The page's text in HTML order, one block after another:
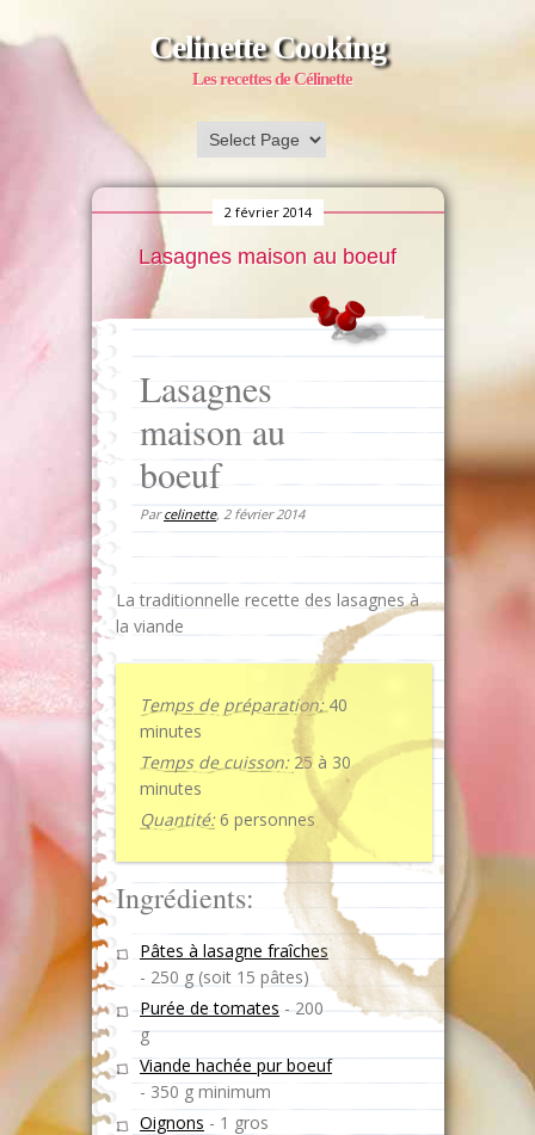
Celinette Cooking
Les recettes de Célinette
2 février 2014
Lasagnes maison au boeuf
Lasagnes
maison au
boeuf
Parcelinette, 2 février 2014
La traditionnelle recette des lasagnes à
la viande
Temps de préparation:40
minutes
Temps de cuisson: 25 à 30
minutes
Quantité: 6 personnes
Ingrédients:
Pâtes à lasagne fraîches
- 250 g (soit 15 pâtes)
Purée de tomates - 200
g
Viande hachée pur boeuf
- 350 g minimum
Oignons - 1 gros